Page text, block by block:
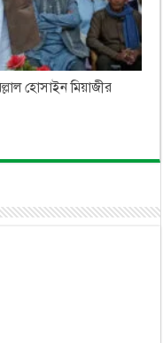
হোসাইন মিয়াজীর